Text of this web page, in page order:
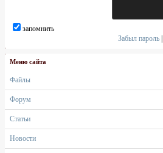
запомнить
Забыл пароль
Меню сайта
Файлы
Форум
Статьи
Новости